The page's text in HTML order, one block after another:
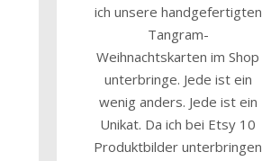
ich unsere handgefertigten
Tangram-
Weihnachtskarten im Shop
unterbringe. Jede ist ein
wenig anders. Jede ist ein
Unikat. Da ich bei Etsy 10
Produktbilder unterbringen